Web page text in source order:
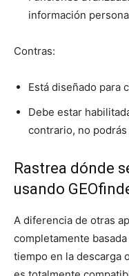
información
Contras:
Está diseñado para
Debe estar
contrario, no
Rastrea dónde
usando
A diferencia de otras
completamente
tiempo en la descarga